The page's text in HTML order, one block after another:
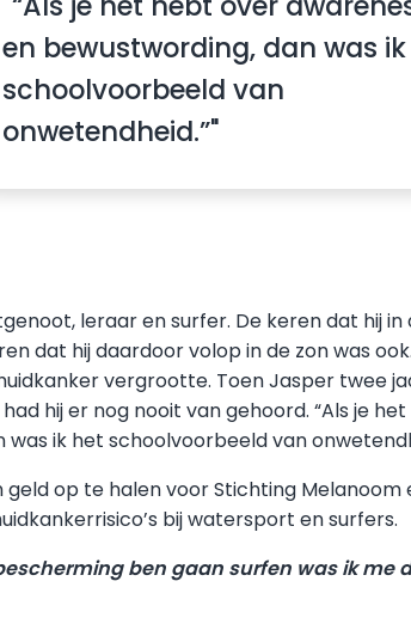
en bewustwording, dan was
schoolvoorbeeld van
onwetendheid.”"
leraar en surfer. De keren dat hij in
dat hij daardoor volop in de zon was
vergrootte. Toen Jasper twee
hij er nog nooit van gehoord. “Als je
ik het schoolvoorbeeld van
op te halen voor Stichting Melanoom
bij watersport en surfers.
ben gaan surfen was ik me